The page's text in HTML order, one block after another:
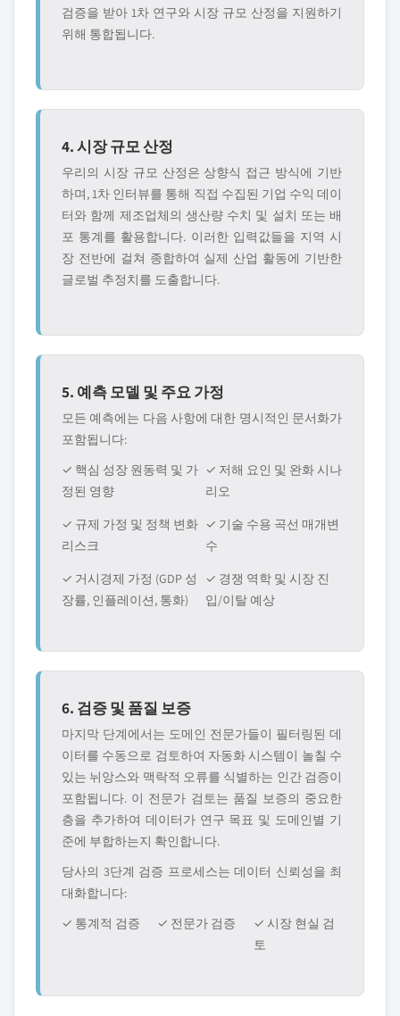
검증을 받아 1차 연구와 시장 규모 산정을 지원하기
위해 통합됩니다.
4. 시장 규모 산정
우리의 시장 규모 산정은 상향식 접근 방식에 기반
하며, 1차 인터뷰를 통해 직접 수집된 기업 수익 데이
터와 함께 제조업체의 생산량 수치 및 설치 또는 배
포 통계를 활용합니다. 이러한 입력값들을 지역 시
장 전반에 걸쳐 종합하여 실제 산업 활동에 기반한
글로벌 추정치를 도출합니다.
5. 예측 모델 및 주요 가정
모든 예측에는 다음 사항에 대한 명시적인 문서화가
포함됩니다:
✓ 핵심 성장 원동력 및 가
정된 영향
✓ 저해 요인 및 완화 시나
리오
✓ 규제 가정 및 정책 변화
리스크
✓ 기술 수용 곡선 매개변
수
✓ 거시경제 가정 (GDP 성
장률, 인플레이션, 통화)
✓ 경쟁 역학 및 시장 진
입/이탈 예상
6. 검증 및 품질 보증
마지막 단계에서는 도메인 전문가들이 필터링된 데
이터를 수동으로 검토하여 자동화 시스템이 놀칠 수
있는 뉘앙스와 맥락적 오류를 식별하는 인간 검증이
포함됩니다. 이 전문가 검토는 품질 보증의 중요한
층을 추가하여 데이터가 연구 목표 및 도메인별 기
준에 부합하는지 확인합니다.
당사의 3단계 검증 프로세스는 데이터 신뢰성을 최
대화합니다:
✓ 통계적 검증
✓ 전문가 검증
✓ 시장 현실 검
토